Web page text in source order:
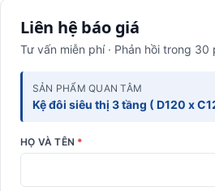
Liên hệ báo giá
Tư vấn miễn phí · Phản hồi trong 30
SẢN PHẨM QUAN TÂM
Kệ đôi siêu thị 3 tầng ( D120 x
HỌ VÀ TÊN *